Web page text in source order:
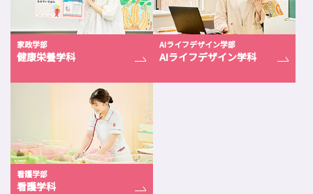
家政学部
健康栄養学科
AIライフデザイン学部
AIライフデザイン学科
看護学部
看護学科